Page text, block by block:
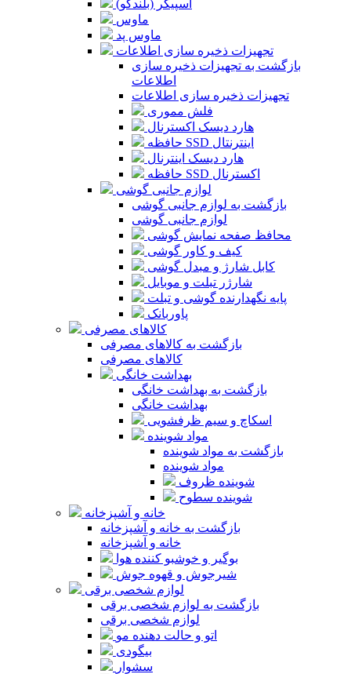
اسپیکر (بلندگو)
ماوس
ماوس پد
تجهیزات ذخیره سازی اطلاعات
بازگشت به تجهیزات ذخیره سازی
اطلاعات
تجهیزات ذخیره سازی اطلاعات
فلش مموری
هارد دیسک اکسترنال
حافظه SSD اینترنتال
هارد دیسک اینترنال
حافظه SSD اکسترنال
لوازم جانبی گوشی
بازگشت به لوازم جانبی گوشی
لوازم جانبی گوشی
محافظ صفحه نمایش گوشی
کیف و کاور گوشی
کابل شارژ و مبدل گوشی
شارژر تبلت و موبایل
پایه نگهدارنده گوشی و تبلت
پاوربانک
کالاهای مصرفی
بازگشت به کالاهای مصرفی
کالاهای مصرفی
بهداشت خانگی
بازگشت به بهداشت خانگی
بهداشت خانگی
اسکاچ و سیم ظرفشویی
مواد شوینده
بازگشت به مواد شوینده
مواد شوینده
شوینده ظروف
شوینده سطوح
خانه و آشپزخانه
بازگشت به خانه و آشپزخانه
خانه و آشپزخانه
بوگیر و خوشبو کننده هوا
شیرجوش و قهوه جوش
لوازم شخصی برقی
بازگشت به لوازم شخصی برقی
لوازم شخصی برقی
اتو و حالت دهنده مو
بیگودی
سشوار